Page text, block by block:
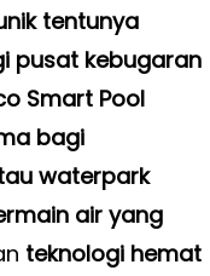
tentunya
pusat kebugaran
Smart Pool
bagi
waterpark
air yang
teknologi hemat